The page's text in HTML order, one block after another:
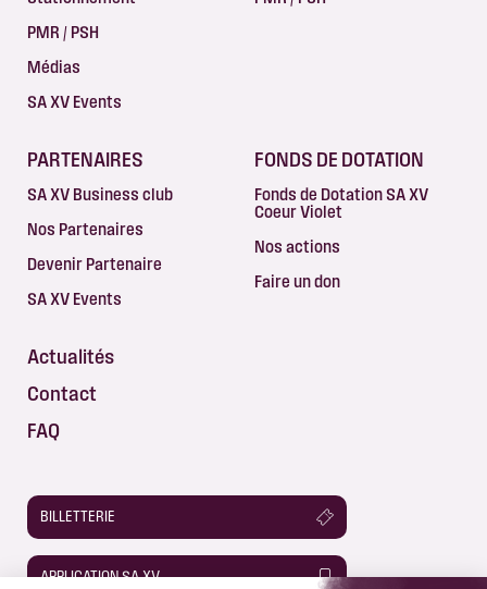
PMR / PSH
Médias
SA XV Events
PARTENAIRES
SA XV Business club
Nos Partenaires
Devenir Partenaire
SA XV Events
FONDS DE DOTATION
Fonds de Dotation SA XV
Coeur Violet
Nos actions
Faire un don
Actualités
Contact
FAQ
BILLETTERIE
APPLICATION SA XV